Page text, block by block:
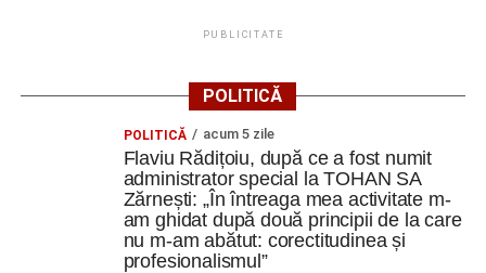
PUBLICITATE
POLITICĂ
POLITICĂ acum 5 zile
Flaviu Rădițoiu, după ce a fost numit
administrator special la TOHAN SA
Zărnești: „În întreaga mea activitate m-
am ghidat după două principii de la care
nu m-am abătut: corectitudinea și
profesionalismul”